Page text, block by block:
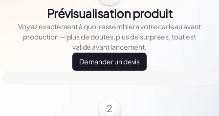
Prévisualisation produit
Voyez exactement à quoi ressemblera votre cadeau avant
production — plus de doutes, plus de surprises, tout est
validé avant lancement.
Demander un devis
2